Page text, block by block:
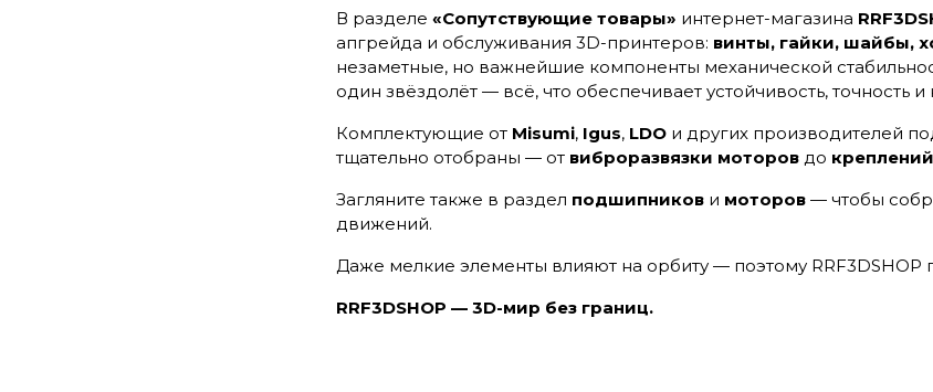
В разделе «Сопутствующие товары» интернет-магазина
апгрейда и обслуживания 3D-принтеров: винты, гайки, шайбы,
незаметные, но важнейшие компоненты механической
один звёздолёт — всё, что обеспечивает устойчивость, точность
Комплектующие от Misumi, Igus, LDO и других производителей
тщательно отобраны — от виброразвязки моторов до
Загляните также в раздел подшипников и моторов — чтобы
движений.
Даже мелкие элементы влияют на орбиту — поэтому RRF3DSHOP
RRF3DSHOP — 3D-мир без границ.